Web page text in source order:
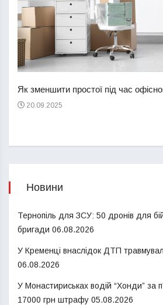
Як зменшити простої під час
20.09.2025
Новини
Тернопіль для ЗСУ: 50 дронів для
бригади 06.08.2026
У Кременці внаслідок ДТП
06.08.2026
У Монастириськах водій “Хонди” за
17000 грн штрафу 05.08.2026